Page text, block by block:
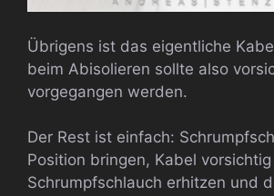
Übrigens ist das eigentliche
beim Abisolieren sollte also
vorgegangen werden.
Der Rest ist einfach:
Position bringen, Kabel
Schrumpfschlauch erhitzen und